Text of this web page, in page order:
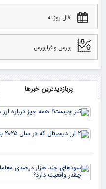
فال روزانه
بورس و فرابورس
پربازدیدترین خبرها